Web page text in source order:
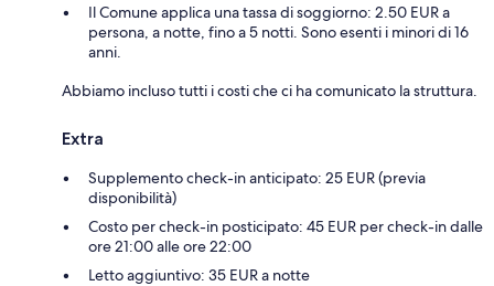
Il Comune applica una tassa di soggiorno: 2.50 EUR a
persona, a notte, fino a 5 notti. Sono esenti i minori di 16
anni.
Abbiamo incluso tutti i costi che ci ha comunicato la struttura.
Extra
Supplemento check-in anticipato: 25 EUR (previa
disponibilità)
Costo per check-in posticipato: 45 EUR per check-in dalle
ore 21:00 alle ore 22:00
Letto aggiuntivo: 35 EUR a notte